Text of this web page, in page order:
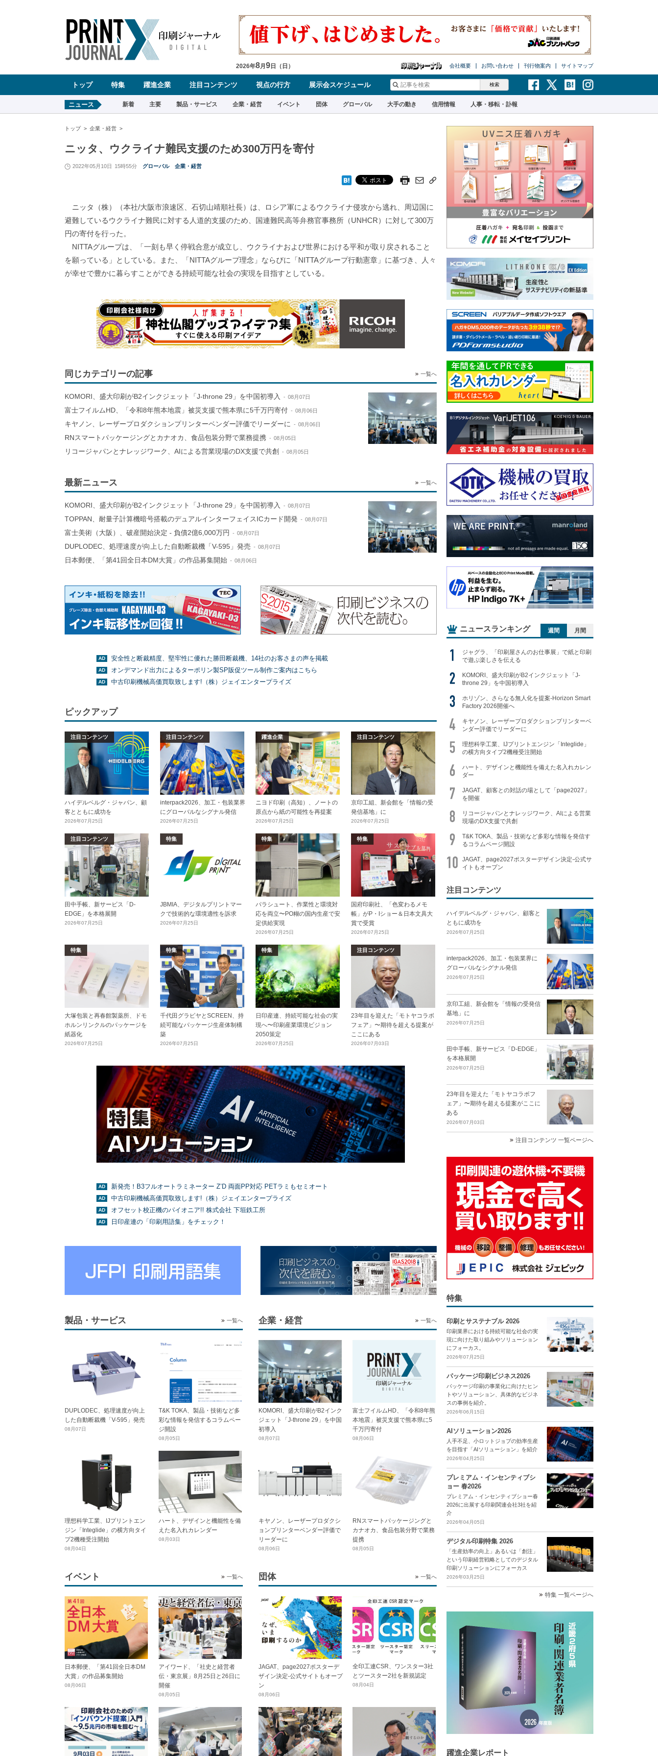
ア
ゲ
ン
2026年8月 9 日（ 日 ） 会社概要 お問い合わせ 刊行物案内 サイトマップ
トップ 特集 躍進企業 注目コンテンツ 視点の行方 展示会スケジュール
ニュース 新着 主要 製品・サービス 企業・経営 イベント 団体 グローバル 大手の動き 信用情報 人事・移転・訃報
トップ 企業・経営
ニッタ、ウクライナ難民支援のため300万円を寄付
2022年05月10日 15時55分 グローバル 企業・経営
ニッタ（株）（本社/大阪市浪速区、石切山靖順社長）は、ロシア軍によるウクライナ侵攻から逃れ、周辺国に
避難しているウクライナ難民に対する人道的支援のため、国連難民高等弁務官事務所（UNHCR）に対して300万
円の寄付を行った。
NITTAグループは、「一刻も早く停戦合意が成立し、ウクライナおよび世界における平和が取り戻されること
を願っている」としている。また、「NITTAグループ理念」ならびに「NITTAグループ行動憲章」に基づき、人々
が幸せで豊かに暮らすことができる持続可能な社会の実現を目指すとしている。
同じカテゴリーの記事 一覧へ
KOMORI、盛大印刷がB2インクジェット「J-throne 29」を中国初導入 08月07日
富士フイルムHD、「令和8年熊本地震」被災支援で熊本県に5千万円寄付 08月06日
キヤノン、レーザープロダクションプリンターベンダー評価でリーダーに 08月06日
RNスマートパッケージングとカナオカ、食品包装分野で業務提携 08月05日
リコージャパンとナレッジワーク、AIによる営業現場のDX支援で共創 08月05日
最新ニュース 一覧へ
KOMORI、盛大印刷がB2インクジェット「J-throne 29」を中国初導入 08月07日
TOPPAN、耐量子計算機暗号搭載のデュアルインターフェイスICカード開発 08月07日
富士美術（大阪）、破産開始決定 - 負債2億6,000万円 08月07日
DUPLODEC、処理速度が向上した自動断裁機「V-595」発売 08月07日
日本郵便、「第41回全日本DM大賞」の作品募集開始 08月06日
安全性と断裁精度、堅牢性に優れた勝田断裁機、14社のお客さまの声を掲載
オンデマンド出力によるターポリン製SP販促ツール制作ご案内はこちら
中古印刷機械高価買取致します!（株）ジェイエンタープライズ
ピックアップ
注目コンテンツ
ハイデルベルグ・ジャパン、顧
客とともに成功を
2026年07月25日
注目コンテンツ
interpack2026、加工・包装業界
にグローバルなシグナル発信
2026年07月25日
躍進企業
ニヨド印刷（高知）、ノートの
原点から紙の可能性を再提案
2026年07月25日
注目コンテンツ
京印工組、新会館を「情報の受
発信基地」に
2026年07月25日
注目コンテンツ
田中手帳、新サービス「D-
EDGE」を本格展開
2026年07月25日
特集
JBMIA、デジタルプリントマー
クで技術的な環境適性を訴求
2026年07月25日
特集
パラシュート、作業性と環境対
応を両立〜PO糊の国内生産で安
定供給実現
2026年07月25日
特集
国府印刷社、「色変わるメモ
帳」がP・Iショー＆日本文具大
賞で受賞
2026年07月25日
特集
大塚包装と再春館製薬所、ドモ
ホルンリンクルのパッケージを
紙器化
2026年07月25日
特集
千代田グラビヤとSCREEN、持
続可能なパッケージ生産体制構
築
2026年07月25日
特集
日印産連、持続可能な社会の実
現へ〜印刷産業環境ビジョン
2050策定
2026年07月25日
注目コンテンツ
23年目を迎えた「モトヤコラボ
フェア」〜期待を超える提案が
ここにある
2026年07月03日
新発売！B3フルオートラミネーター Z’D 両面PP対応 PETラミもセミオート
中古印刷機械高価買取致します!（株）ジェイエンタープライズ
オフセット校正機のパイオニア!! 株式会社 下垣鉄工所
日印産連の「印刷用語集」をチェック！
製品・サービス 一覧へ
DUPLODEC、処理速度が向上
した自動断裁機「V-595」発売
08月07日
T&K TOKA、製品・技術など多
彩な情報を発信するコラムペー
ジ開設
08月05日
理想科学工業、IJプリントエン
ジン「Integlide」の横方向タイ
プ2機種受注開始
08月04日
ハート、デザインと機能性を備
えた名入れカレンダー
08月03日
企業・経営 一覧へ
KOMORI、盛大印刷がB2インク
ジェット「J-throne 29」を中国
初導入
08月07日
富士フイルムHD、「令和8年熊
本地震」被災支援で熊本県に5
千万円寄付
08月06日
キヤノン、レーザープロダクシ
ョンプリンターベンダー評価で
リーダーに
08月06日
RNスマートパッケージングと
カナオカ、食品包装分野で業務
提携
08月05日
イベント 一覧へ
日本郵便、「第41回全日本DM
大賞」の作品募集開始
08月06日
アイワード、「社史と経営者
伝・東京展」8月25日と26日に
開催
08月05日
団体 一覧へ
JAGAT、page2027ポスターデ
ザイン決定-公式サイトもオープ
ン
08月06日
全印工連CSR、ワンスター3社
とツースター2社を新規認定
08月04日
ニュースランキング 週間 月間
ジャグラ、「印刷屋さんのお仕事展」で紙と印刷
で遊ぶ楽しさを伝える
KOMORI、盛大印刷がB2インクジェット「J-
throne 29」を中国初導入
ホリゾン、さらなる無人化を提案-Horizon Smart
Factory 2026開催へ
キヤノン、レーザープロダクションプリンターベ
ンダー評価でリーダーに
理想科学工業、IJプリントエンジン「Integlide」
の横方向タイプ2機種受注開始
ハート、デザインと機能性を備えた名入れカレン
ダー
JAGAT、顧客との対話の場として「page2027」
を開催
リコージャパンとナレッジワーク、AIによる営業
現場のDX支援で共創
T&K TOKA、製品・技術など多彩な情報を発信す
るコラムページ開設
JAGAT、page2027ポスターデザイン決定-公式サ
イトもオープン
注目コンテンツ
ハイデルベルグ・ジャパン、顧客と
ともに成功を
2026年07月25日
interpack2026、加工・包装業界に
グローバルなシグナル発信
2026年07月25日
京印工組、新会館を「情報の受発信
基地」に
2026年07月25日
田中手帳、新サービス「D-EDGE」
を本格展開
2026年07月25日
23年目を迎えた「モトヤコラボフ
ェア」〜期待を超える提案がここに
ある
2026年07月03日
注目コンテンツ 一覧ページへ
特集
印刷とサステナブル 2026
印刷業界における持続可能な社会の実
現に向けた取り組みやソリューション
にフォーカス。
2026年07月25日
パッケージ印刷ビジネス2026
パッケージ印刷の事業化に向けたヒン
トやソリューション、具体的なビジネ
スの事例を紹介。
2026年06月15日
AIソリューション2026
人手不足、小ロットジョブの効率生産
を目指す「AIソリューション」を紹介
2026年04月25日
プレミアム・インセンティブシ
ョー 春2026
プレミアム・インセンティブショー春
2026に出展する印刷関連会社3社を紹
介
2026年04月05日
デジタル印刷特集 2026
「生産効率の向上」あるいは「創注」
という印刷経営戦略としてのデジタル
印刷ソリューションにフォーカス
2026年03月25日
特集 一覧ページへ
躍進企業レポート